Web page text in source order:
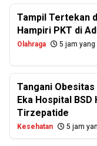
Tampil Tertekan
Hampiri PKT di
Olahraga 5 jam yang
Tangani
Eka Hospital
Tirzepatide
Kesehatan 5 jam